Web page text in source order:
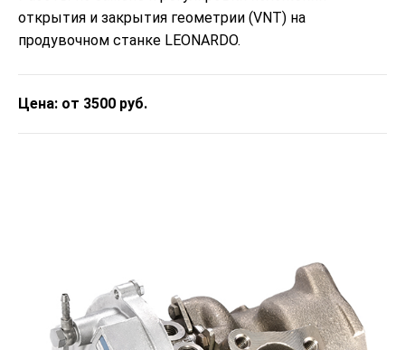
открытия и закрытия геометрии (VNT) на
продувочном станке LEONARDO.
Цена: от 3500 руб.